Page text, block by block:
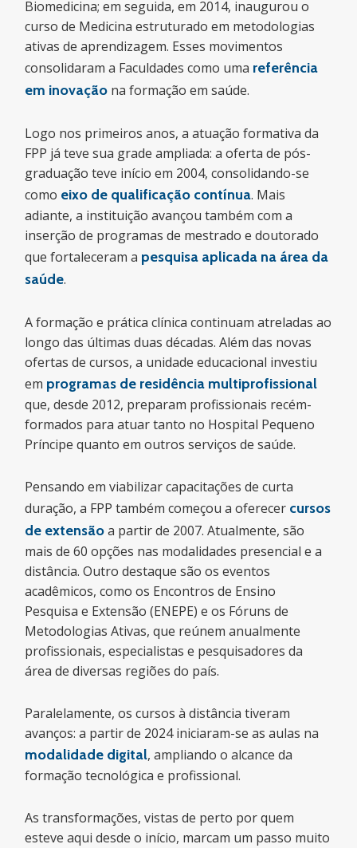
Biomedicina; em seguida, em 2014, inaugurou o
curso de Medicina estruturado em metodologias
ativas de aprendizagem. Esses movimentos
consolidaram a Faculdades como uma referência
em inovação na formação em saúde.
Logo nos primeiros anos, a atuação formativa da
FPP já teve sua grade ampliada: a oferta de pós-
graduação teve início em 2004, consolidando-se
como eixo de qualificação contínua. Mais
adiante, a instituição avançou também com a
inserção de programas de mestrado e doutorado
que fortaleceram a pesquisa aplicada na área da
saúde.
A formação e prática clínica continuam atreladas ao
longo das últimas duas décadas. Além das novas
ofertas de cursos, a unidade educacional investiu
em programas de residência multiprofissional
que, desde 2012, preparam profissionais recém-
formados para atuar tanto no Hospital Pequeno
Príncipe quanto em outros serviços de saúde.
Pensando em viabilizar capacitações de curta
duração, a FPP também começou a oferecer cursos
de extensãoa partir de 2007. Atualmente, são
mais de 60 opções nas modalidades presencial e a
distância. Outro destaque são os eventos
acadêmicos, como os Encontros de Ensino
Pesquisa e Extensão (ENEPE) e os Fóruns de
Metodologias Ativas, que reúnem anualmente
profissionais, especialistas e pesquisadores da
área de diversas regiões do país.
Paralelamente, os cursos à distância tiveram
avanços: a partir de 2024 iniciaram-se as aulas na
modalidade digital, ampliando o alcance da
formação tecnológica e profissional.
As transformações, vistas de perto por quem
esteve aqui desde o início, marcam um passo muito